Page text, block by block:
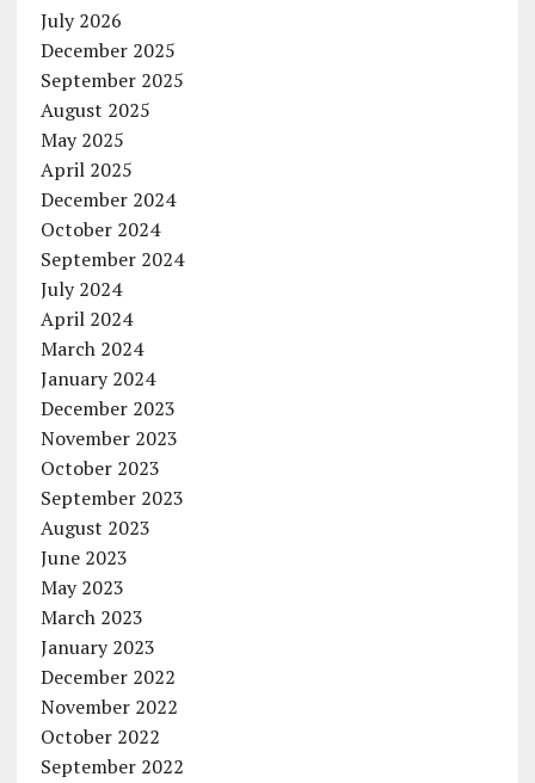
July 2026
December 2025
September 2025
August 2025
May 2025
April 2025
December 2024
October 2024
September 2024
July 2024
April 2024
March 2024
January 2024
December 2023
November 2023
October 2023
September 2023
August 2023
June 2023
May 2023
March 2023
January 2023
December 2022
November 2022
October 2022
September 2022